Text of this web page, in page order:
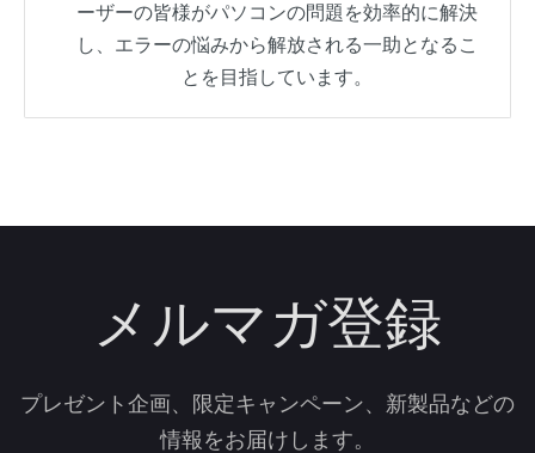
ーザーの皆様がパソコンの問題を効率的に解決
し、エラーの悩みから解放される一助となるこ
とを目指しています。
メルマガ登録
プレゼント企画、限定キャンペーン、新製品などの
情報をお届けします。